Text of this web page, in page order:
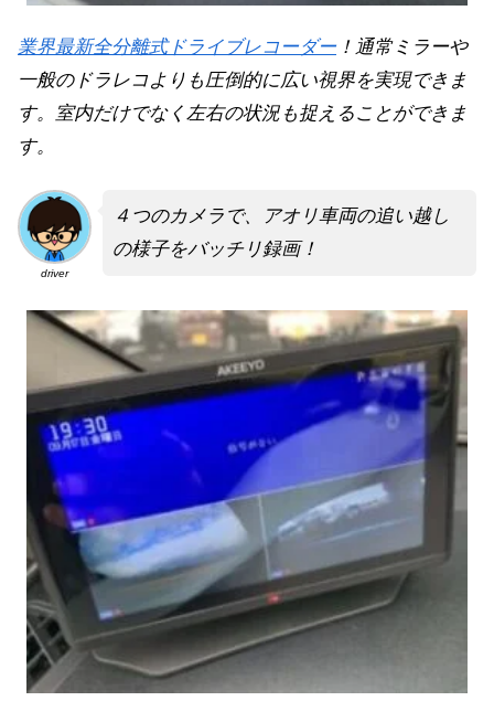
業界最新全分離式ドライブレコーダー ！ 通常ミラーや
一般のドラレコよりも圧倒的に広い視界を実現できま
す。
室内だけでなく左右の状況も捉えることができま
す。
driver
４つのカメラで、アオリ車両の追い越し
の様子をバッチリ録画！